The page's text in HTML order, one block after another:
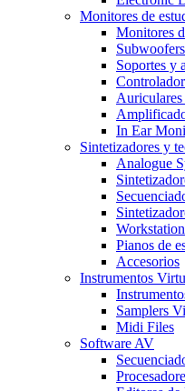
Monitores de
Monitores
Subwoofers
Soportes y
In Ear
Sintetizadores y
Analogue
Pianos de
Accesorios
Instrumentos
Samplers
Midi Files
Software AV